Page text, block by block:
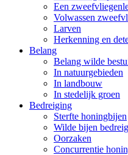
Een
Volwassen
Larven
Herkenning en
Belang
Belang wilde
In natuurgebieden
In landbouw
In stedelijk groen
Bedreiging
Sterfte honingbijen
Wilde bijen
Oorzaken
Concurrentie